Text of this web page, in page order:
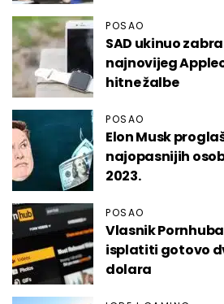
POSAO
SAD ukinuo
najnovijeg
hitne žalbe
POSAO
Elon Musk
najopasnijih
2023.
POSAO
Vlasnik
isplatiti gotovo
dolara